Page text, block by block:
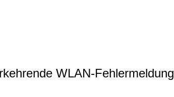
WLAN-Fehlermeldung